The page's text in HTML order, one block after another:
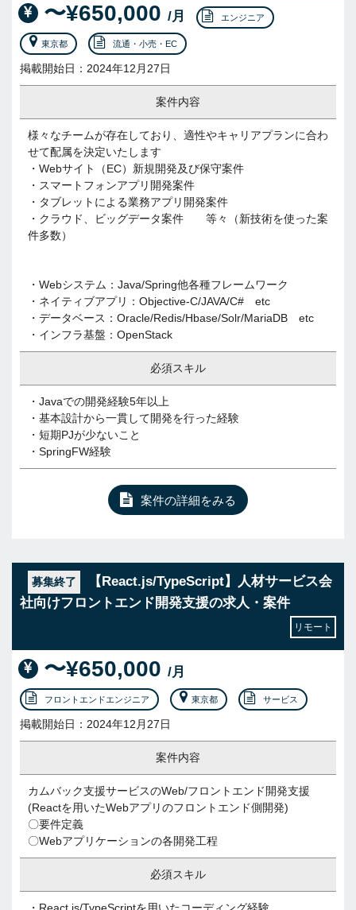
〜¥650,000 /月 エンジニア
東京都 流通・小売・EC
掲載開始日：2024年12月27日
案件内容
様々なチームが存在しており、適性やキャリアプランに合わ
せて配属を決定いたします
・Webサイト（EC）新規開発及び保守案件
・スマートフォンアプリ開発案件
・タブレットによる業務アプリ開発案件
・クラウド、ビッグデータ案件 等々（新技術を使った案
件多数）
・Webシステム：Java/Spring他各種フレームワーク
・ネイティブアプリ：Objective-C/JAVA/C# etc
・データベース：Oracle/Redis/Hbase/Solr/MariaDB etc
・インフラ基盤：OpenStack
必須スキル
・Javaでの開発経験5年以上
・基本設計から一貫して開発を行った経験
・短期PJが少ないこと
・SpringFW経験
案件の詳細をみる
募集終了
【React.js/TypeScript】人材サービス会
社向けフロントエンド開発支援の求人・案件
リモート
〜¥650,000 /月
フロントエンドエンジニア 東京都 サービス
掲載開始日：2024年12月27日
案件内容
カムバック支援サービスのWeb/フロントエンド開発支援
(Reactを用いたWebアプリのフロントエンド側開発)
〇要件定義
〇Webアプリケーションの各開発工程
必須スキル